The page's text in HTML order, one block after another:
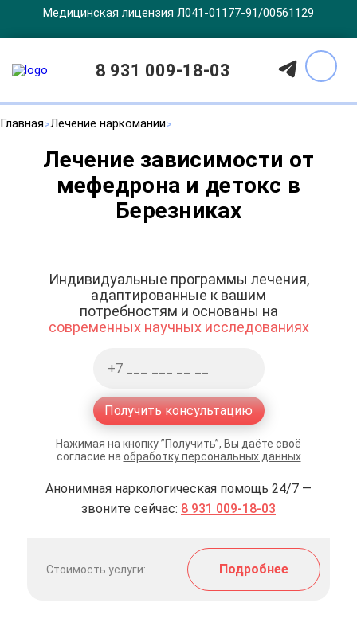
Медицинская лицензия Л041-01177-91/00561129
8 931 009-18-03
Главная Лечение наркомании
Лечение зависимости от
мефедрона и детокс в
Березниках
Индивидуальные программы лечения,
адаптированные к вашим
потребностям и основаны на
современных научных исследованиях
Получить консультацию
Нажимая на кнопку ”Получить”, Вы даёте своё
согласие на обработку персональных данных
Анонимная наркологическая помощь 24/7 —
звоните сейчас: 8 931 009-18-03
Стоимость услуги: Подробнее